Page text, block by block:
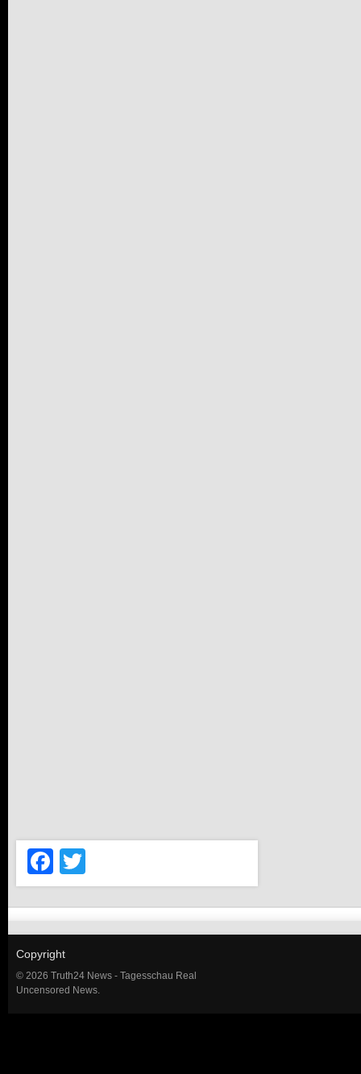
Facebook
Copyright
© 2026 Truth24 News - Tagesschau Real
Uncensored News.